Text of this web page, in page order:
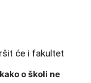
će i fakultet
o školi ne